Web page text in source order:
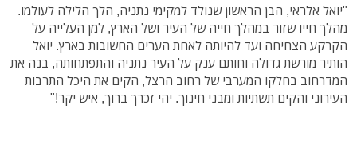
"יואל אלראי, הבן הראשון שנולד למקימי נתניה, הלך הלילה לעולמו.
מהלך חייו שזור במהלך חייה של העיר ושל הארץ, למן העלייה על
הקרקע הצחיחה ועד להיותה לאחת הערים החשובות בארץ. יואל
הותיר מורשת גדולה וחותם ענק על העיר נתניה והתפתחותה, בנה את
המדרחוב בחלקו המערבי של רחוב הרצל, הקים את היכל התרבות
העירוני והקים תשתיות ומבני חינוך. יהי זכרך ברוך, איש יקר!"